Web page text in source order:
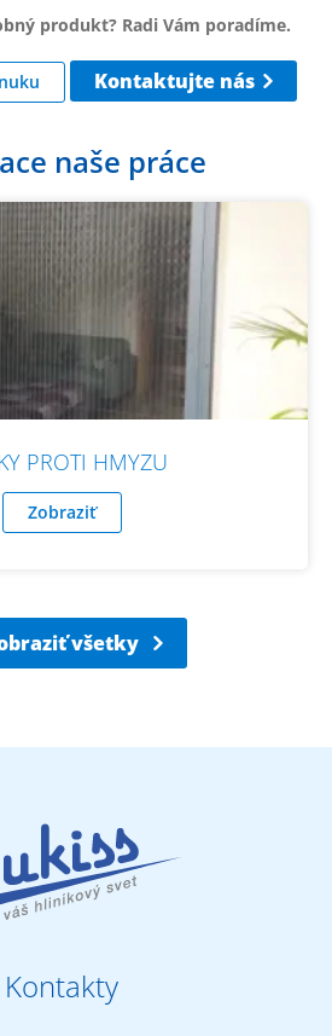
produkt? Radi Vám poradíme.
Kontaktujte nás
naše práce
PROTI HMYZU
Zobraziť
všetky
Kontakty